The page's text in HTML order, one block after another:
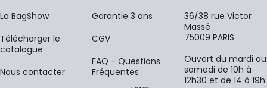
La BagShow
​Télécharger le
catalogue
Nous contacter
Garantie 3 ans
CGV
FAQ - Questions
Fréquentes
36/38 rue Victor
Massé
75009 PARIS
Ouvert du mardi au
samedi de 10h à
12h30 et de 14 à 19h